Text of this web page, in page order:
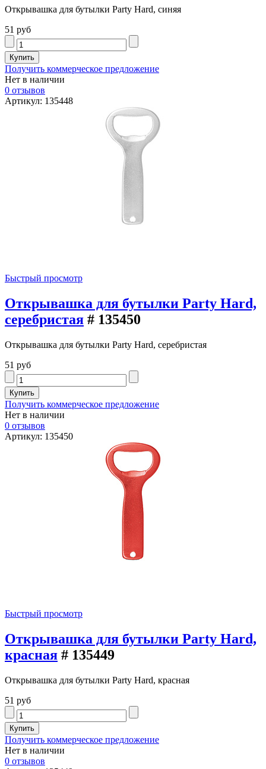
Открывашка для бутылки Party Hard, синяя
51 руб
Получить коммерческое предложение
Нет в наличии
0 отзывов
Артикул: 135448
Быстрый просмотр
Открывашка для бутылки Party Hard,
серебристая # 135450
Открывашка для бутылки Party Hard, серебристая
51 руб
Получить коммерческое предложение
Нет в наличии
0 отзывов
Артикул: 135450
Быстрый просмотр
Открывашка для бутылки Party Hard,
красная # 135449
Открывашка для бутылки Party Hard, красная
51 руб
Получить коммерческое предложение
Нет в наличии
0 отзывов